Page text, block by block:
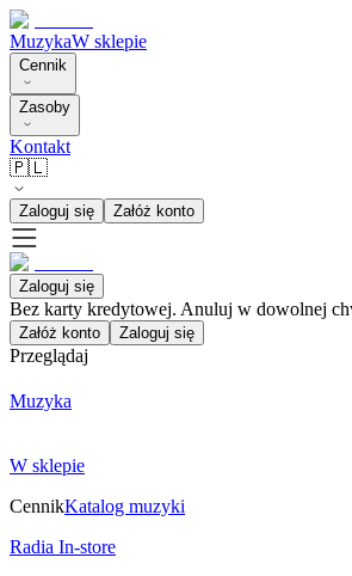
MuzykaW sklepie
Cennik
Zasoby
Kontakt
🇵🇱
Zaloguj się Załóż konto
Zaloguj się
Bez karty kredytowej. Anuluj w dowolnej
Załóż konto Zaloguj się
Przeglądaj
Muzyka
W sklepie
CennikKatalog muzyki
Radia In-store